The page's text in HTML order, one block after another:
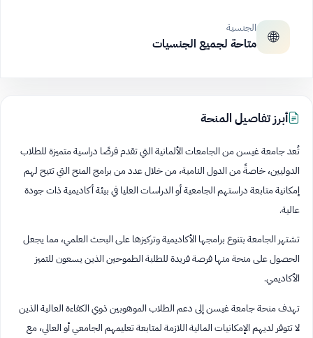
🌐 الجنسية
متاحة لجميع الجنسيات
أبرز تفاصيل المنحة
تُعد جامعة غيسن من الجامعات الألمانية التي تقدم فرصًا دراسية متميزة للطلاب
الدوليين، خاصةً من الدول النامية، من خلال عدد من برامج المنح التي تتيح لهم
إمكانية متابعة دراستهم الجامعية أو الدراسات العليا في بيئة أكاديمية ذات جودة
عالية.
تشتهر الجامعة بتنوع برامجها الأكاديمية وتركيزها على البحث العلمي، مما يجعل
الحصول على منحة منها فرصة فريدة للطلبة الطموحين الذين يسعون للتميز
الأكاديمي.
تهدف منحة جامعة غيسن إلى دعم الطلاب الموهوبين ذوي الكفاءة العالية الذين
لا تتوفر لديهم الإمكانيات المالية اللازمة لمتابعة تعليمهم الجامعي أو العالي، مع